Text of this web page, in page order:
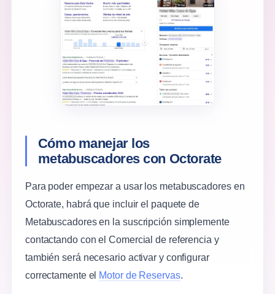
Cómo manejar los
metabuscadores con Octorate
Para poder empezar a usar los metabuscadores en
Octorate, habrá que incluir el paquete de
Metabuscadores en la suscripción simplemente
contactando con el Comercial de referencia y
también será necesario activar y configurar
correctamente el Motor de Reservas.